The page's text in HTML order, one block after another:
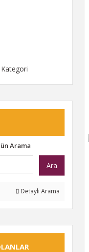
Kategori
Arama
Ara
Detaylı Arama